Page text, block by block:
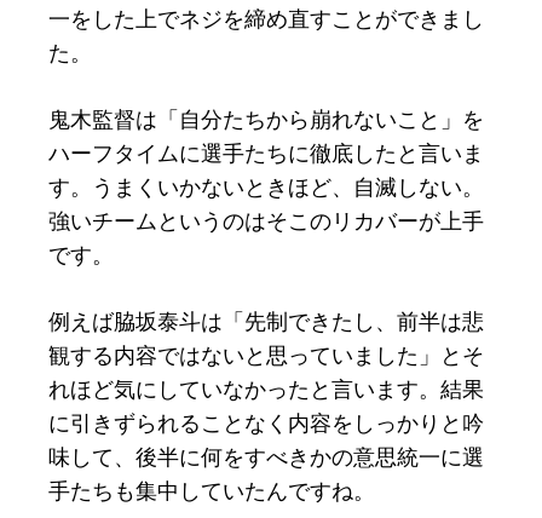
一をした上でネジを締め直すことができまし
た。
鬼木監督は「自分たちから崩れないこと」を
ハーフタイムに選手たちに徹底したと言いま
す。うまくいかないときほど、自滅しない。
強いチームというのはそこのリカバーが上手
です。
例えば脇坂泰斗は「先制できたし、前半は悲
観する内容ではないと思っていました」とそ
れほど気にしていなかったと言います。結果
に引きずられることなく内容をしっかりと吟
味して、後半に何をすべきかの意思統一に選
手たちも集中していたんですね。